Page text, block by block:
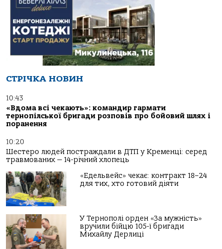
СТРІЧКА НОВИН
10:43
«Вдома всі чекають»: командир гармати
тернопілської бригади розповів про бойовий шлях і
поранення
10:20
Шестеро людей постраждали в ДТП у Кременці: серед
травмованих — 14-річний хлопець
«Едельвейс» чекає: контракт 18–24
для тих, хто готовий діяти
У Тернополі орден «За мужність»
вручили бійцю 105-ї бригади
Михайлу Дерлиці